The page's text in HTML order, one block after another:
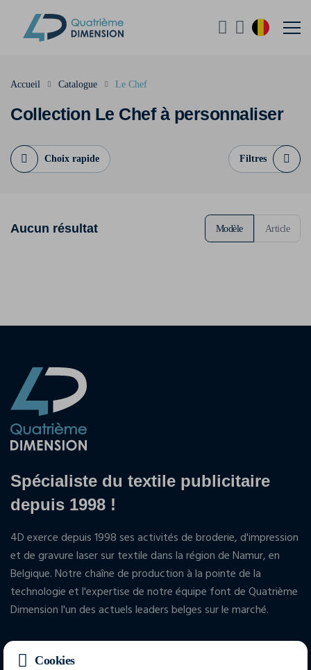
Collection Le Chef à personnaliser
Accueil Catalogue Le Chef
Choix rapide Filtres
Aucun résultat Modèle Article
Spécialiste du textile publicitaire
depuis 1998 !
4D exerce depuis 1998 ses activités de broderie, d'impression
et de gravure laser sur textile dans la région de Namur, en
Belgique. Notre chaîne de production à la pointe de la
technologie et l'expertise de notre équipe font de Quatrième
Dimension l'un des actuels leaders belges sur le marché.
Cookies